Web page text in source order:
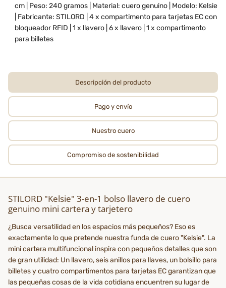
cm | Peso: 240 gramos | Material: cuero genuino | Modelo: Kelsie
| Fabricante: STILORD | 4 x compartimento para tarjetas EC con
bloqueador RFID | 1 x llavero | 6 x llavero | 1 x compartimento
para billetes
Descripción del producto
Pago y envío
Nuestro cuero
Compromiso de sostenibilidad
STILORD "Kelsie" 3-en-1 bolso llavero de cuero
genuino mini cartera y tarjetero
¿Busca versatilidad en los espacios más pequeños? Eso es
exactamente lo que pretende nuestra funda de cuero "Kelsie". La
mini cartera multifuncional inspira con pequeños detalles que son
de gran utilidad: Un llavero, seis anillos para llaves, un bolsillo para
billetes y cuatro compartimentos para tarjetas EC garantizan que
las pequeñas cosas de la vida cotidiana encuentren su lugar de